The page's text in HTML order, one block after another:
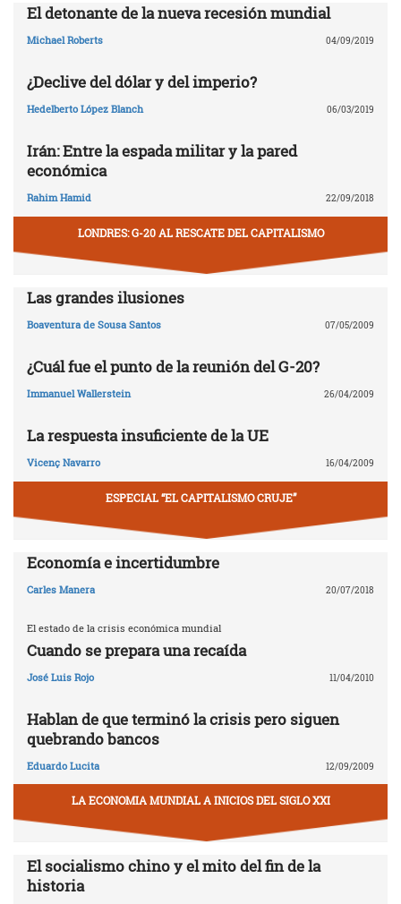
El detonante de la nueva recesión mundial
Michael Roberts 04/09/2019
¿Declive del dólar y del imperio?
Hedelberto López Blanch 06/03/2019
Irán: Entre la espada militar y la pared
económica
Rahim Hamid 22/09/2018
LONDRES: G-20 AL RESCATE DEL CAPITALISMO
Las grandes ilusiones
Boaventura de Sousa Santos 07/05/2009
¿Cuál fue el punto de la reunión del G-20?
Immanuel Wallerstein 26/04/2009
La respuesta insuficiente de la UE
Vicenç Navarro 16/04/2009
ESPECIAL “EL CAPITALISMO CRUJE”
Economía e incertidumbre
Carles Manera 20/07/2018
El estado de la crisis económica mundial
Cuando se prepara una recaída
José Luis Rojo 11/04/2010
Hablan de que terminó la crisis pero siguen
quebrando bancos
Eduardo Lucita 12/09/2009
LA ECONOMIA MUNDIAL A INICIOS DEL SIGLO XXI
El socialismo chino y el mito del fin de la
historia